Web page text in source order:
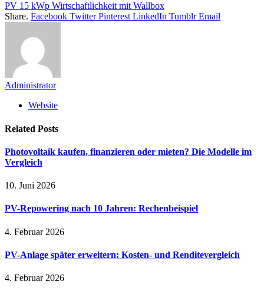
PV 15 kWp Wirtschaftlichkeit mit Wallbox
Share. Facebook Twitter Pinterest LinkedIn Tumblr Email
Administrator
Website
Related Posts
Photovoltaik kaufen, finanzieren oder mieten? Die Modelle im
Vergleich
10. Juni 2026
PV-Repowering nach 10 Jahren: Rechenbeispiel
4. Februar 2026
PV-Anlage später erweitern: Kosten- und Renditevergleich
4. Februar 2026